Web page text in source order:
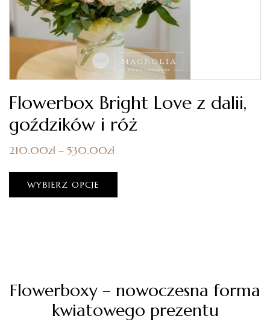
Flowerbox Bright Love z dalii,
goździków i róż
210.00zł – 530.00zł
WYBIERZ OPCJE
Flowerboxy – nowoczesna forma
kwiatowego prezentu